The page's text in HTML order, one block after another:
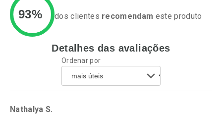
Ativar Desconto
Comprar sem Desconto
Por R$ 34,39/cada
Comprar sem Desconto
Ativar Desconto
Comprar sem Desconto
Por R$ 15,19/cada
93% dos clientes recomendam este produto
Detalhes das avaliações
Ordenar por
Nathalya S.